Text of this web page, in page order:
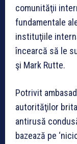
comunităţii
fundamentale
instituţiile
încearcă să le
şi Mark Rutte.
Potrivit
autorităţilor
antirusă
bazează pe